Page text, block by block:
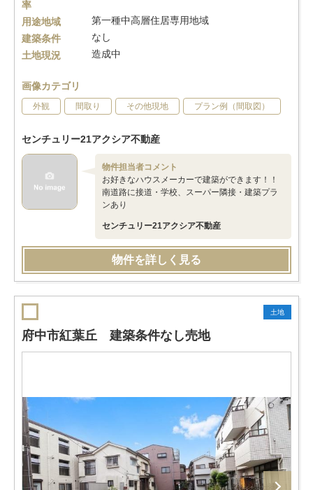
率
用途地域
第一種中高層住居専用地域
建築条件
なし
土地現況
造成中
画像カテゴリ
外観 間取り その他現地 プラン例（間取図）
センチュリー21アクシア不動産
物件担当者コメント
お好きなハウスメーカーで建築ができます！！
南道路に接道・学校、スーパー隣接・建築プラ
ンあり
センチュリー21アクシア不動産
物件を詳しく見る
土地
府中市紅葉丘 建築条件なし売地